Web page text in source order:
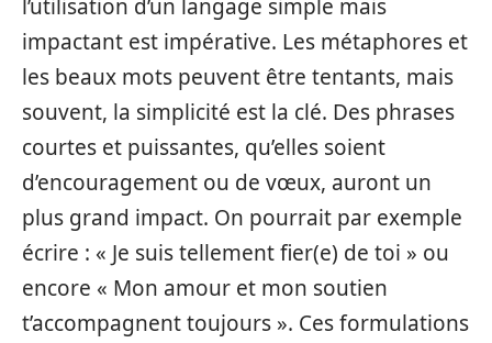
l’utilisation d’un langage simple mais
impactant est impérative. Les métaphores et
les beaux mots peuvent être tentants, mais
souvent, la simplicité est la clé. Des phrases
courtes et puissantes, qu’elles soient
d’encouragement ou de vœux, auront un
plus grand impact. On pourrait par exemple
écrire : « Je suis tellement fier(e) de toi » ou
encore « Mon amour et mon soutien
t’accompagnent toujours ». Ces formulations